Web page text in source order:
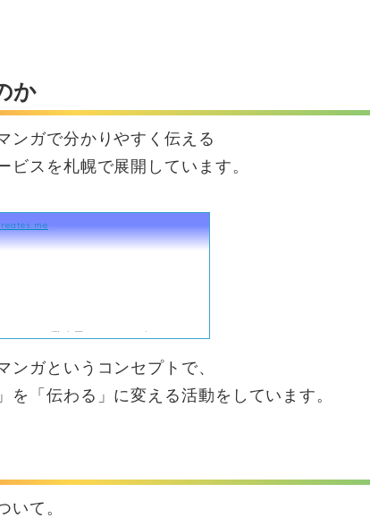
か
ンガで分かりやすく伝える
ビスを札幌で展開しています。
こと」業務用マンガなら伝わりま
ガというコンセプトで、
を「伝わる」に変える活動をしています。
いて。